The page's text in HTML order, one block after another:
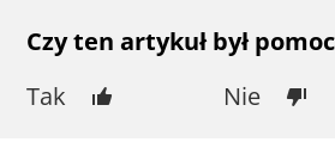
Czy ten artykuł był
Tak
Nie